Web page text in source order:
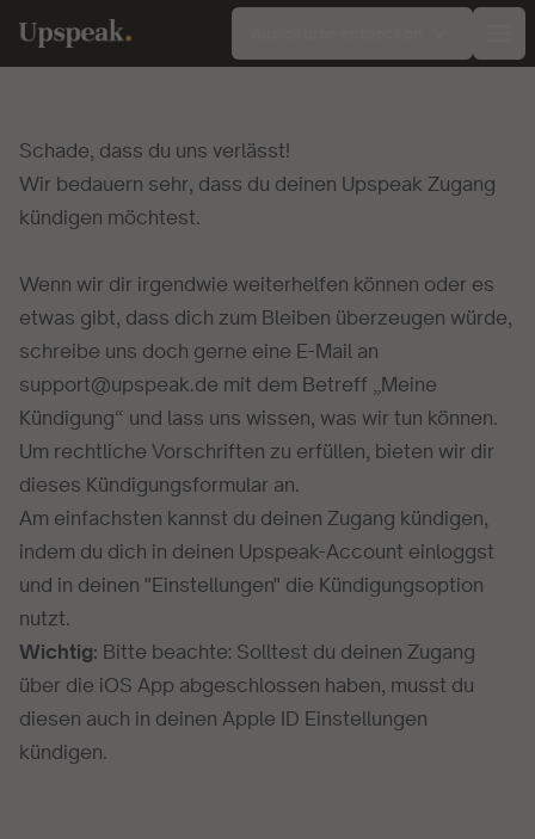
Schade, dass du uns verlässt!
Wir bedauern sehr, dass du deinen Upspeak Zugang
kündigen möchtest.
Wenn wir dir irgendwie weiterhelfen können oder es
etwas gibt, dass dich zum Bleiben überzeugen würde,
schreibe uns doch gerne eine E-Mail an
support@upspeak.de mit dem Betreff „Meine
Kündigung“ und lass uns wissen, was wir tun können.
Um rechtliche Vorschriften zu erfüllen, bieten wir dir
dieses Kündigungsformular an.
Am einfachsten kannst du deinen Zugang kündigen,
indem du dich in deinen Upspeak-Account einloggst
und in deinen "Einstellungen" die Kündigungsoption
nutzt.
Wichtig: Bitte beachte: Solltest du deinen Zugang
über die iOS App abgeschlossen haben, musst du
diesen auch in deinen Apple ID Einstellungen
kündigen.